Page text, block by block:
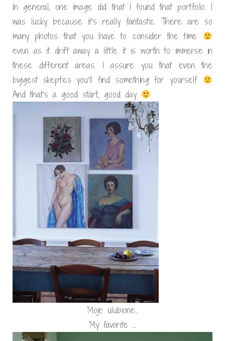
In general, one image did that I found that portfolio. I
was lucky because it’s really fantastic. There are so
many photos that you have to consider the time
even as it drift away a little it is worth to immerse in
these different areas. I assure you that even the
biggest skeptics you’ll find something for yourself
And that’s a good start, good day
Moje ulubione…
My favorite …